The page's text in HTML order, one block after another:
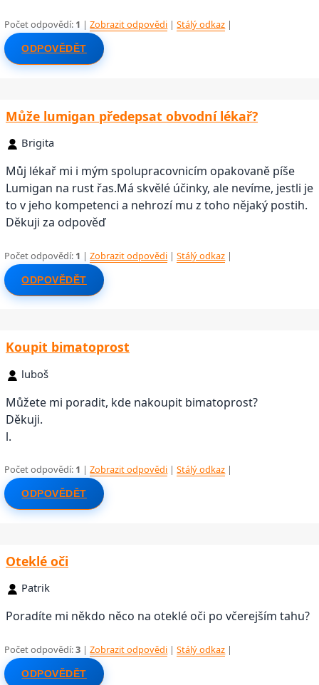
Počet odpovědí: 1 |Zobrazit odpovědi |Stálý odkaz |
ODPOVĚDĚT
Může lumigan předepsat obvodní lékař?
Brigita
Můj lékař mi i mým spolupracovnicím opakovaně píše
Lumigan na rust řas.Má skvělé účinky, ale nevíme, jestli je
to v jeho kompetenci a nehrozí mu z toho nějaký postih.
Děkuji za odpověď
Počet odpovědí: 1 |Zobrazit odpovědi |Stálý odkaz |
ODPOVĚDĚT
Koupit bimatoprost
luboš
Můžete mi poradit, kde nakoupit bimatoprost?
Děkuji.
l.
Počet odpovědí: 1 |Zobrazit odpovědi |Stálý odkaz |
ODPOVĚDĚT
Oteklé oči
Patrik
Poradíte mi někdo něco na oteklé oči po včerejším tahu?
Počet odpovědí:3 |Zobrazit odpovědi |Stálý odkaz |
ODPOVĚDĚT